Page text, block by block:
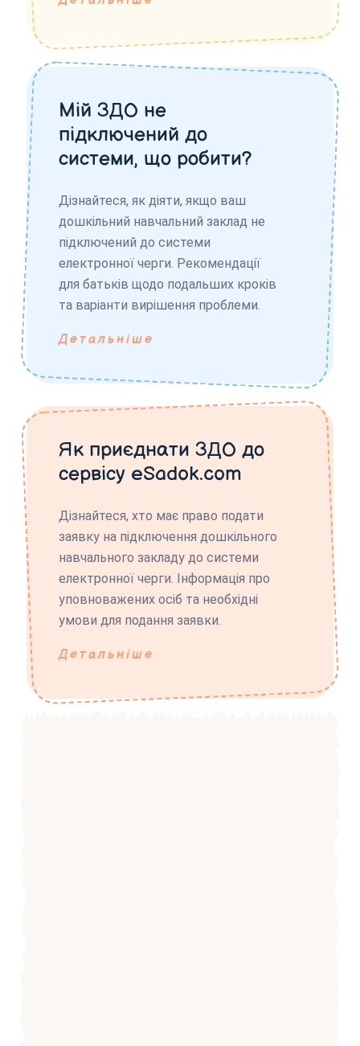
Мій ЗДО не
підключений до
системи, що робити?
Дізнайтеся, як діяти, якщо ваш
дошкільний навчальний заклад не
підключений до системи
електронної черги. Рекомендації
для батьків щодо подальших кроків
та варіанти вирішення проблеми.
Детальніше
Як приєднати ЗДО до
сервісу eSadok.com
Дізнайтеся, хто має право подати
заявку на підключення дошкільного
навчального закладу до системи
електронної черги. Інформація про
уповноважених осіб та необхідні
умови для подання заявки.
Детальніше